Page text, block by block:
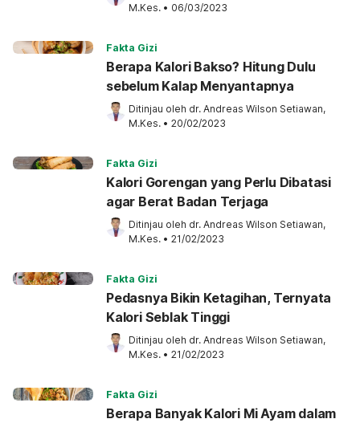
M.Kes. • 06/03/2023
Fakta Gizi
Berapa Kalori Bakso? Hitung Dulu
sebelum Kalap Menyantapnya
Ditinjau oleh dr. Andreas Wilson Setiawan,
M.Kes. • 20/02/2023
Fakta Gizi
Kalori Gorengan yang Perlu Dibatasi
agar Berat Badan Terjaga
Ditinjau oleh dr. Andreas Wilson Setiawan,
M.Kes. • 21/02/2023
Fakta Gizi
Pedasnya Bikin Ketagihan, Ternyata
Kalori Seblak Tinggi
Ditinjau oleh dr. Andreas Wilson Setiawan,
M.Kes. • 21/02/2023
Fakta Gizi
Berapa Banyak Kalori Mi Ayam dalam